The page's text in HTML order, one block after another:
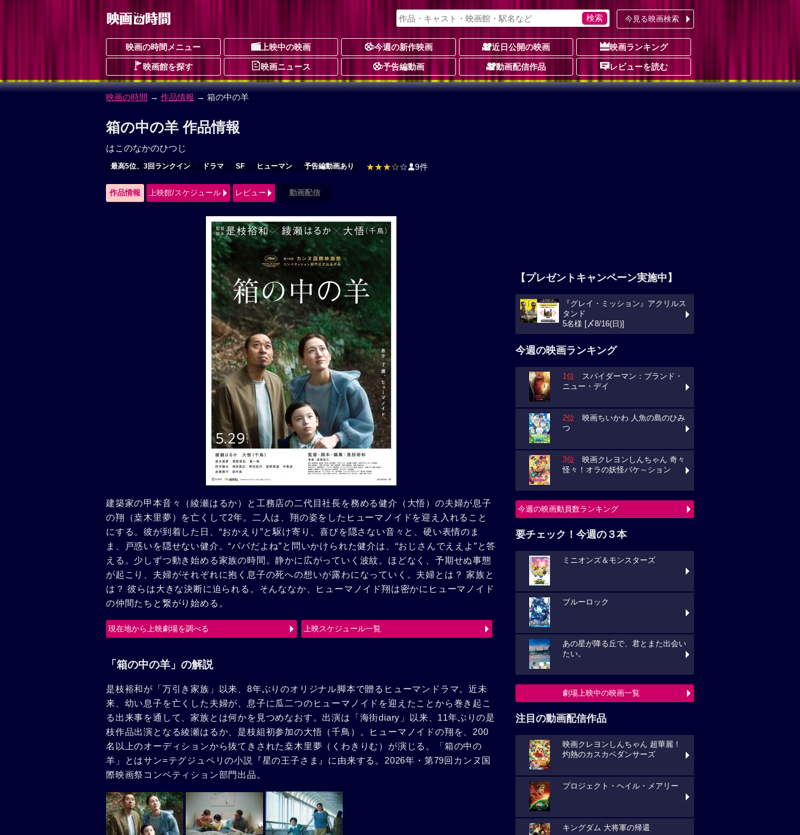
今見る映画検索
映画の時間メニュー 上映中の映画 今週の新作映画 近日公開の映画 映画ランキング
映画館を探す 映画ニュース 予告編動画 動画配信作品 レビューを読む
映画の時間 → 作品情報 → 箱の中の羊
箱の中の羊 作品情報
はこのなかのひつじ
最高5位、3回ランクイン ドラマ SF ヒューマン 予告編動画あり ★★★☆☆ 9件
作品情報 上映館/スケジュール レビュー 動画配信
建築家の甲本音々（綾瀬はるか）と工務店の二代目社長を務める健介（大悟）の夫婦が息子
の翔（桒木里夢）を亡くして2年。二人は、翔の姿をしたヒューマノイドを迎え入れること
にする。彼が到着した日、“おかえり”と駆け寄り、喜びを隠さない音々と、硬い表情のま
ま、戸惑いを隠せない健介。“パパだよね”と問いかけられた健介は、“おじさんでええよ”と答
える。少しずつ動き始める家族の時間。静かに広がっていく波紋。ほどなく、予期せぬ事態
が起こり、夫婦がそれぞれに抱く息子の死への想いが露わになっていく。夫婦とは？ 家族と
は？ 彼らは大きな決断に迫られる。そんななか、ヒューマノイド翔は密かにヒューマノイド
の仲間たちと繋がり始める。
現在地から上映劇場を調べる 上映スケジュール一覧
「箱の中の羊」の解説
是枝裕和が「万引き家族」以来、8年ぶりのオリジナル脚本で贈るヒューマンドラマ。近未
来、幼い息子を亡くした夫婦が、息子に瓜二つのヒューマノイドを迎えたことから巻き起こ
る出来事を通して、家族とは何かを見つめなおす。出演は「海街diary」以来、11年ぶりの是
枝作品出演となる綾瀬はるか、是枝組初参加の大悟（千鳥）。ヒューマノイドの翔を、200
名以上のオーディションから抜てきされた桒木里夢（くわきりむ）が演じる。「箱の中の
羊」とはサン=テグジュペリの小説『星の王子さま』に由来する。2026年・第79回カンヌ国
際映画祭コンペティション部門出品。
【プレゼントキャンペーン実施中】
『グレイ・ミッション』アクリルス
タンド
5名様 [〆8/16(日)]
今週の映画ランキング
1位 スパイダーマン：ブランド・
ニュー・デイ
2位 映画ちいかわ 人魚の島のひみ
つ
3位 映画クレヨンしんちゃん 奇々
怪々！オラの妖怪バケ～ション
今週の映画動員数ランキング
要チェック！今週の３本
ミニオンズ＆モンスターズ
ブルーロック
あの星が降る丘で、君とまた出会い
たい。
劇場上映中の映画一覧
注目の動画配信作品
映画クレヨンしんちゃん 超華麗！
灼熱のカスカベダンサーズ
プロジェクト・ヘイル・メアリー
キングダム 大将軍の帰還